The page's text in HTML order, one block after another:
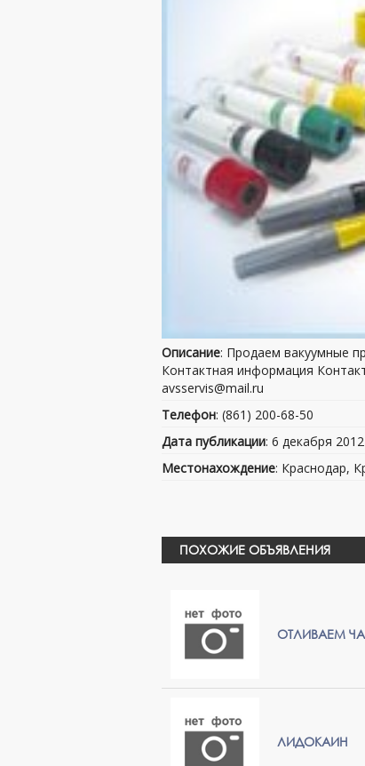
Описание: Продаем вакуумные
Контактная информация
avsservis@mail.ru
Телефон: (861) 200-68-50
Дата публикации: 6 декабря 2012
Местонахождение: Краснодар,
ПОХОЖИЕ ОБЪЯВЛЕНИЯ
ОТЛИВАЕМ
ЛИДОКАИН